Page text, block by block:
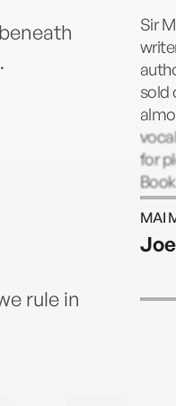
rule in
Sir
sold
for
for
MAI